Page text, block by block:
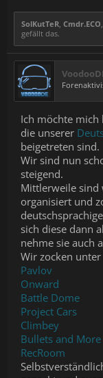
SolKutTeR, Cmdr.ECO,
gefällt das.
Ich möchte
die unserer
beigetreten sind.
Wir sind nun
steigend.
Mittlerweile sind
organisiert und
sich diese dann
nehme sie auch
Wir zocken
Pavlov
Onward
Battle Dome
Project Cars
Climbey
Bullets and More
RecRoom